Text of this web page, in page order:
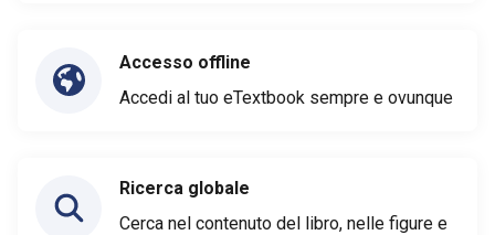
Accesso offline
Accedi al tuo eTextbook sempre e ovunque
Ricerca globale
Cerca nel contenuto del libro, nelle figure e